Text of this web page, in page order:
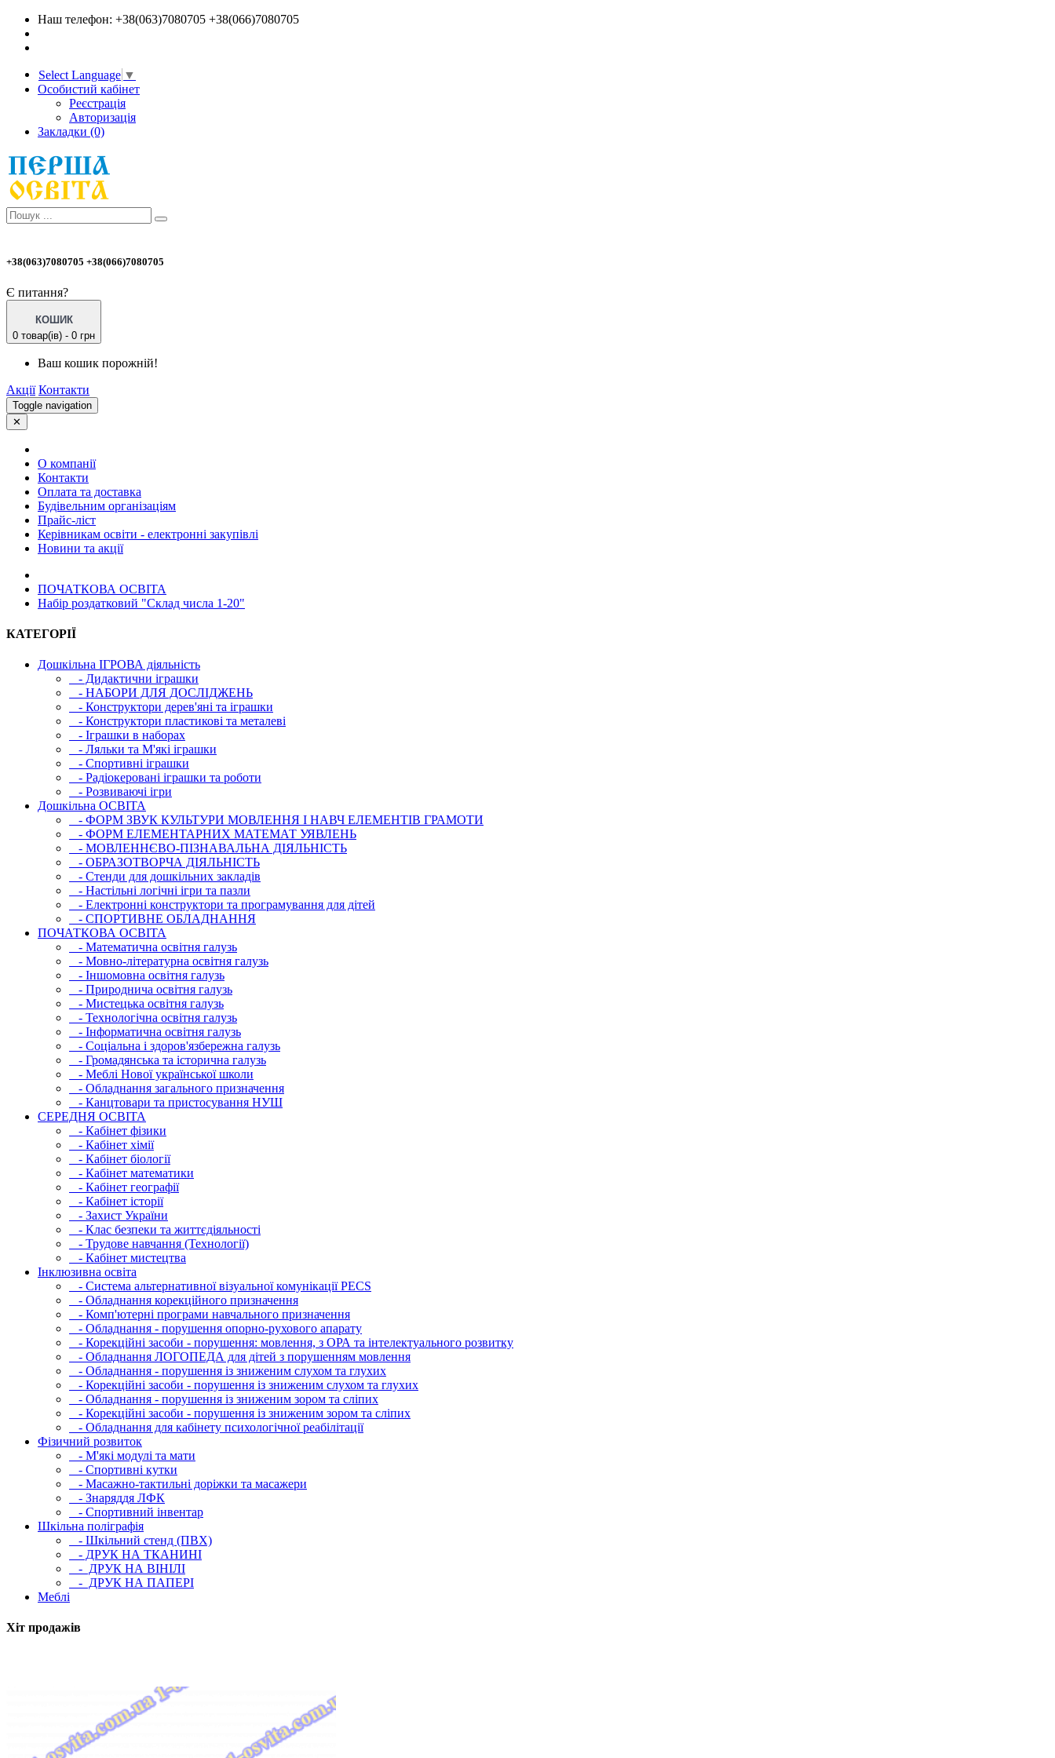
Наш телефон: +38(063)7080705 +38(066)7080705
Select Language ▼
Особистий кабінет
Реєстрація
Авторизація
Закладки (0)
+38(063)7080705 +38(066)7080705
Є питання?
КОШИК
0 товар(ів) - 0 грн
Ваш кошик порожній!
Акції Контакти
Toggle navigation
✕
О компанії
Контакти
Оплата та доставка
Будівельним організаціям
Прайс-ліст
Керівникам освіти - електронні закупівлі
Новини та акції
ПОЧАТКОВА ОСВIТА
Набір роздатковий "Склад числа 1-20"
КАТЕГОРІЇ
Дошкільна ІГРОВА діяльність
- Дидактични іграшки
- НАБОРИ ДЛЯ ДОСЛІДЖЕНЬ
- Конструктори дерев'яні та іграшки
- Конструктори пластикові та металеві
- Іграшки в наборах
- Ляльки та М'які іграшки
- Спортивні іграшки
- Радіокеровані іграшки та роботи
- Розвиваючі ігри
Дошкільна ОСВIТА
- ФОРМ ЗВУК КУЛЬТУРИ МОВЛЕННЯ І НАВЧ ЕЛЕМЕНТІВ ГРАМОТИ
- ФОРМ ЕЛЕМЕНТАРНИХ МАТЕМАТ УЯВЛЕНЬ
- МОВЛЕННЄВО-ПІЗНАВАЛЬНА ДІЯЛЬНІСТЬ
- ОБРАЗОТВОРЧА ДІЯЛЬНІСТЬ
- Стенди для дошкільних закладів
- Настільні логічні ігри та пазли
- Електронні конструктори та програмування для дітей
- СПОРТИВНЕ ОБЛАДНАННЯ
ПОЧАТКОВА ОСВIТА
- Математична освітня галузь
- Мовно-літературна освітня галузь
- Iншомовна освітня галузь
- Природнича освітня галузь
- Мистецька освітня галузь
- Технологічна освітня галузь
- Інфopматична освітня галузь
- Соціальна і здоров'язбережна галузь
- Громадянська та історична галузь
- Меблі Нової української школи
- Обладнання загального призначення
- Канцтовари та пристосування НУШ
СЕРЕДНЯ ОСВIТА
- Кабінет фізики
- Кабінет хімії
- Кабінет біології
- Кабінет математики
- Кабінет географії
- Кабінет історії
- Захист України
- Клас безпеки та життєдіяльності
- Трудове навчання (Технології)
- Кабінет мистецтва
Інклюзивна освіта
- Система альтернативної візуальної комунікації PECS
- Обладнання корекційного призначення
- Комп'ютерні програми навчального призначення
- Обладнання - порушення опорно-рухового апарату
- Корекційні засоби - порушення: мовлення, з ОРА та інтелектуального розвитку
- Обладнання ЛОГОПЕДА для дітей з порушенням мовлення
- Обладнання - порушення із зниженим слухом та глухих
- Корекційні засоби - порушення із зниженим слухом та глухих
- Обладнання - порушення із зниженим зором та сліпих
- Корекційні засоби - порушення із зниженим зором та сліпих
- Обладнання для кабінету психологічної реабілітації
Фізичний розвиток
- М'які модулi та мати
- Спортивні кутки
- Масажно-тактильні доріжки та масажери
- Знаряддя ЛФК
- Спортивний інвентар
Шкільна поліграфія
- Шкільний стенд (ПВХ)
- ДРУК НА ТКАНИНІ
- ДРУК НА ВІНІЛІ
- ДРУК НА ПАПЕРІ
Меблі
Хіт продажів